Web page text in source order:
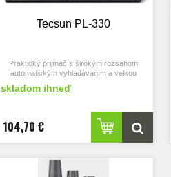
Tecsun PL-330
Praktický prijmač s širokým rozsahom
automatickým vyhladávaním a velkou
skladom ihneď
104,70 €